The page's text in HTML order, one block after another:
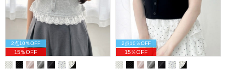
2点10％OFF
15％OFF
2点10％OFF
15％OFF